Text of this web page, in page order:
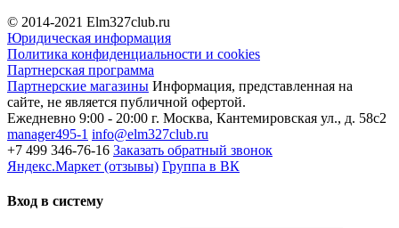
© 2014-2021 Elm327club.ru
Юридическая информация
Политика конфиденциальности и cookies
Партнерская программа
Партнерские магазины Информация, представленная на
сайте, не является публичной офертой.
Ежедневно 9:00 - 20:00 г. Москва, Кантемировская ул., д. 58с2
manager495-1 info@elm327club.ru
+7 499 346-76-16 Заказать обратный звонок
Яндекс.Маркет (отзывы) Группа в ВК
Вход в систему